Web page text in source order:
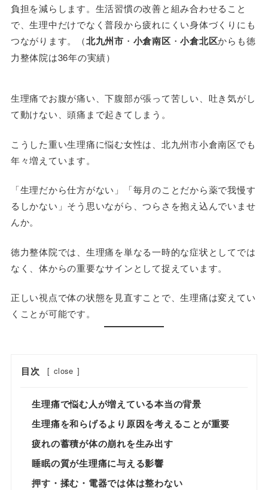
負担を減らします。生活習慣の改善と組み合わせること
で、生理中だけでなく普段から疲れにくい身体づくりにも
つながります。（北九州市 ・ 小倉南区 ・小倉北区からも徳
力整体院は36年の実績）
生理痛でお腹が痛い、下腹部が張って苦しい、吐き気がし
て動けない、頭痛まで起きてしまう。
こうした重い生理痛に悩む女性は、北九州市小倉南区でも
年々増えています。
「生理だから仕方がない」「毎月のことだから薬で我慢す
るしかない」そう思いながら、つらさを抱え込んでいませ
んか。
徳力整体院では、生理痛を単なる一時的な症状としてでは
なく、体からの重要なサインとして捉えています。
正しい視点で体の状態を見直すことで、生理痛は変えてい
くことが可能です。
目次 [ close ]
生理痛で悩む人が増えている本当の背景
生理痛を和らげるより原因を考えることが重要
疲れの蓄積が体の崩れを生み出す
睡眠の質が生理痛に与える影響
押す・揉む・電器では体は整わない